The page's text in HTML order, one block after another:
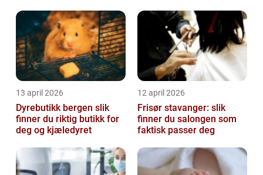
13 april 2026
Dyrebutikk bergen slik
finner du riktig butikk for
deg og kjæledyret
12 april 2026
Frisør stavanger: slik
finner du salongen som
faktisk passer deg